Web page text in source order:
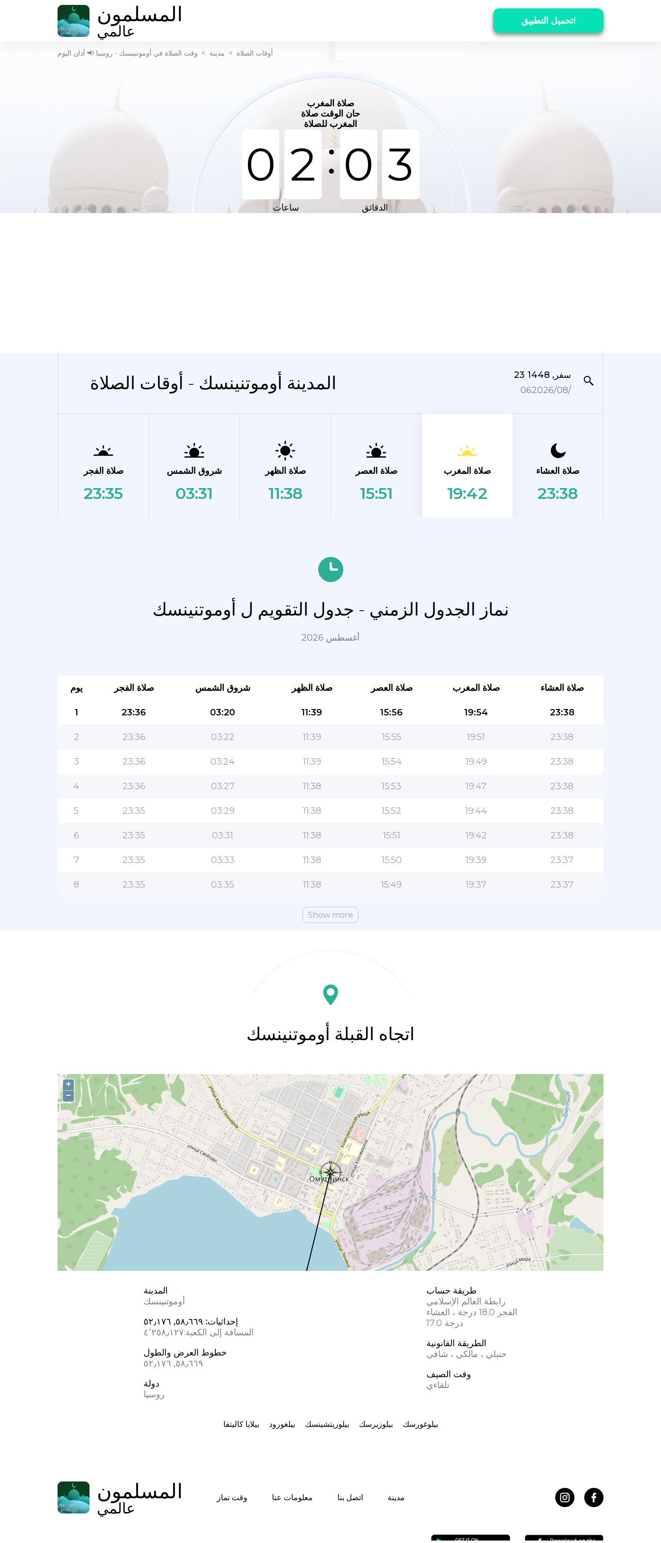
المسلمون
عالمي تحميل التطبيق!
أوقات الصلاة > مدينة > وقت الصلاة في أوموتنينسك - روسيا 📢 أذان اليوم
صلاة المغرب
حان الوقت صلاة
المغرب للصلاة
0 2 :0 3
ساعات الدقائق
المدينة أوموتنينسك - أوقات الصلاة
23 سفر, 1448
06‏/08‏/2026
صلاة الفجر
23:35
شروق الشمس
03:31
صلاة الظهر
11:38
صلاة العصر
15:51
صلاة المغرب
19:42
صلاة العشاء
23:38
نماز الجدول الزمني - جدول التقويم ل أوموتنينسك
أغسطس 2026
يوم صلاة الفجر شروق الشمس صلاة الظهر صلاة العصر صلاة المغرب صلاة العشاء
1 23:36 03:20 11:39 15:56 19:54 23:38
2 23:36 03:22 11:39 15:55 19:51 23:38
3 23:36 03:24 11:39 15:54 19:49 23:38
4 23:36 03:27 11:38 15:53 19:47 23:38
5 23:35 03:29 11:38 15:52 19:44 23:38
6 23:35 03:31 11:38 15:51 19:42 23:38
7 23:35 03:33 11:38 15:50 19:39 23:37
8 23:35 03:35 11:38 15:49 19:37 23:37
Show more
اتجاه القبلة أوموتنينسك
+
−
المدينة
أوموتنينسك
إحداثيات: ٥٨٫٦٦٩, ٥٢٫١٧٦
المسافة إلى الكعبة:٤٬٢٥٨٫١٢٧
خطوط العرض والطول
٥٨٫٦٦٩, ٥٢٫١٧٦
دولة
روسيا
طريقة حساب
رابطة العالم الإسلامي
الفجر 18.0 درجة ، العشاء
17.0 درجة
الطريقة القانونية
حنبلي ، مالكي ، شافي
وقت الصيف
تلقاءي
بيلايا كاليتفا بيلغورود بيلوريتشينسك بيلوزيرسك بيلوغورسك
المسلمون
عالمي وقت نماز معلومات عنا اتصل بنا مدينة
التطبيق الأكثر شعبية للمسلمين!
التطبيق الإسلامي الشهير لنمط الحياة ، مع ميزات سهلة